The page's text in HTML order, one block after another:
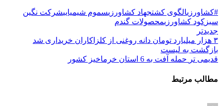
#کشاورزیالگوی کشتجهاد کشاورزیسموم شیمیاییشرکت نگین
سبز کود کشاورزیمحصولات گندم
جدیدتر
۳ هزار میلیارد تومان دانه روغنی از کلزاکاران خریداری شد
بازگشت به لیست
قدیمی تر حمله آفت به 6 استان خرماخیز کشور
مطالب مرتبط